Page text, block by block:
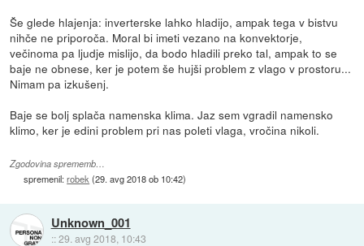
Še glede hlajenja: inverterske lahko hladijo, ampak tega v bistvu
nihče ne priporoča. Moral bi imeti vezano na konvektorje,
večinoma pa ljudje mislijo, da bodo hladili preko tal, ampak to se
baje ne obnese, ker je potem še hujši problem z vlago v prostoru...
Nimam pa izkušenj.
Baje se bolj splača namenska klima. Jaz sem vgradil namensko
klimo, ker je edini problem pri nas poleti vlaga, vročina nikoli.
Zgodovina sprememb…
spremenil:robek (29. avg 2018 ob 10:42)
Unknown_001
::29. avg 2018, 10:43